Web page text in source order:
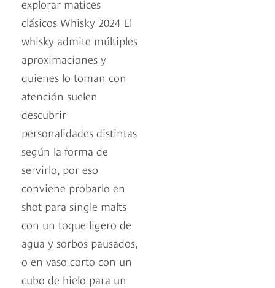
explorar matices
clásicos Whisky 2024 El
whisky admite múltiples
aproximaciones y
quienes lo toman con
atención suelen
descubrir
personalidades distintas
según la forma de
servirlo, por eso
conviene probarlo en
shot para single malts
con un toque ligero de
agua y sorbos pausados,
o en vaso corto con un
cubo de hielo para un